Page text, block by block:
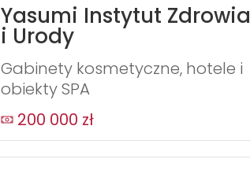
Yasumi Instytut Zdrowia
i Urody
Gabinety kosmetyczne, hotele i
obiekty SPA
200 000 zł